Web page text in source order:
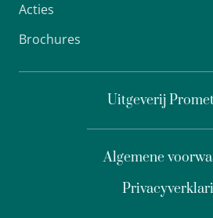
Acties
Brochures
Uitgeverij
Algemene